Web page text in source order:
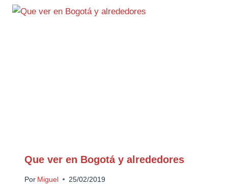
Que ver en Bogotá y alrededores
Por Miguel 25/02/2019